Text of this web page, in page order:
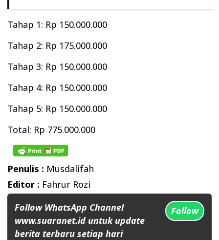
Tahap 1: Rp 150.000.000
Tahap 2: Rp 175.000.000
Tahap 3: Rp 150.000.000
Tahap 4: Rp 150.000.000
Tahap 5: Rp 150.000.000
Total: Rp 775.000.000
Penulis : Musdalifah
Editor : Fahrur Rozi
Follow WhatsApp Channel
www.suaranet.id untuk update
berita terbaru setiap hari
Follow